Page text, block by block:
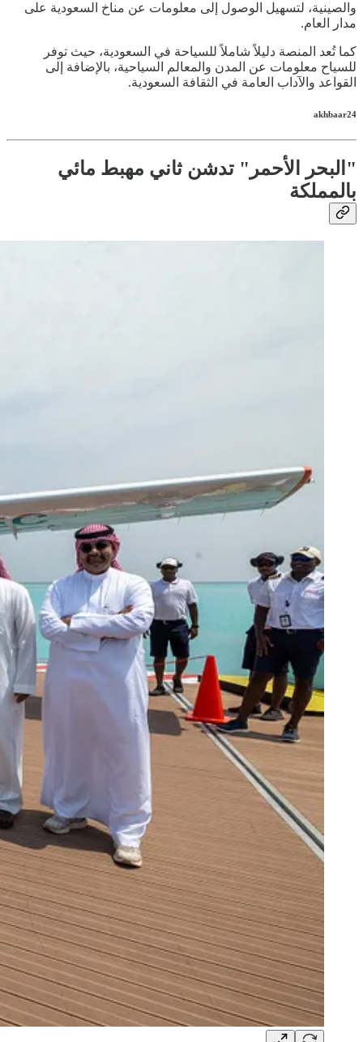
والصينية، لتسهيل الوصول إلى معلومات عن مناخ السعودية على
مدار العام.
كما تُعد المنصة دليلاً شاملاً للسياحة في السعودية، حيث توفر
للسياح معلومات عن المدن والمعالم السياحية، بالإضافة إلى
القواعد والآداب العامة في الثقافة السعودية.
akhbaar24
"البحر الأحمر" تدشن ثاني مهبط مائي
بالمملكة